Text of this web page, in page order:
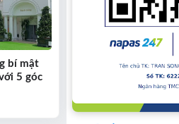
bí mật
5 góc